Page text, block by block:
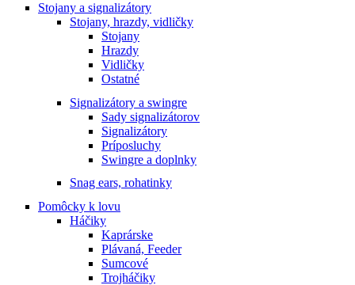
Stojany a signalizátory
Stojany, hrazdy, vidličky
Stojany
Hrazdy
Vidličky
Ostatné
Signalizátory a swingre
Sady signalizátorov
Signalizátory
Príposluchy
Swingre a doplnky
Snag ears, rohatinky
Pomôcky k lovu
Háčiky
Kaprárske
Plávaná, Feeder
Sumcové
Trojháčiky